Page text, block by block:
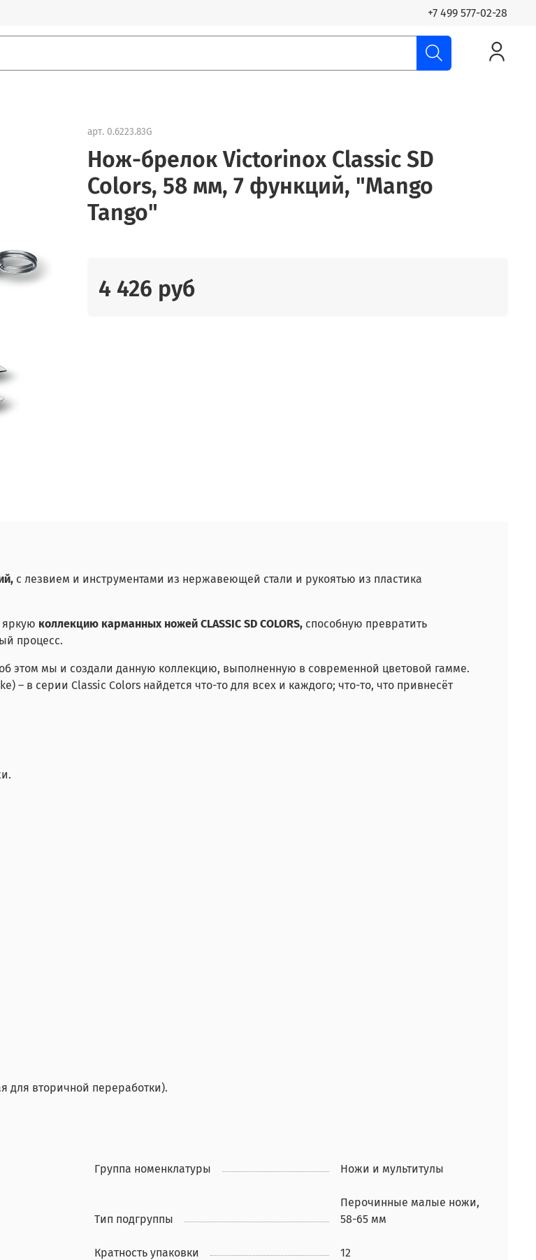
+7 499 577-02-28
арт. 0.6223.83G
Нож-брелок Victorinox Classic SD
Colors, 58 мм, 7 функций, "Mango
Tango"
4 426 руб
с лезвием и инструментами из нержавеющей стали и рукоятью из пластика
яркую коллекцию карманных ножей CLASSIC SD COLORS, способную превратить
процесс.
этом мы и создали данную коллекцию, выполненную в современной цветовой гамме.
– в серии Classic Colors найдется что-то для всех и каждого; что-то, что привнесёт
для вторичной переработки).
Группа номенклатуры Ножи и мультитулы
Тип подгруппы
Перочинные малые ножи,
58-65 мм
Кратность упаковки 12